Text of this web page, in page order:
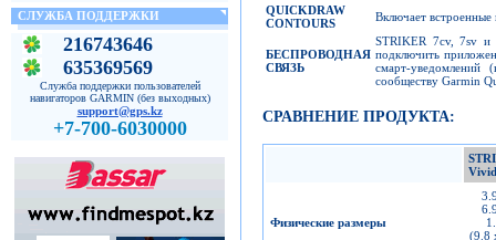
СЛУЖБА ПОДДЕРЖКИ
216743646
635369569
Служба поддержки пользователей
навигаторов GARMIN (без выходных)
support@gps.kz
+7-700-6030000
QUICKDRAW
CONTOURS
Включает
БЕСПРОВОДНАЯ
СВЯЗЬ
STRIKER 7cv, 7sv и
подключить
смарт-
сообществу Garmin
СРАВНЕНИЕ ПРОДУКТА:
Vivid
Физические размеры
(9.8